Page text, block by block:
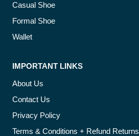
Casual Shoe
Formal Shoe
Wallet
IMPORTANT LINKS
About Us
Contact Us
Privacy Policy
Terms & Conditions + Refund Returns